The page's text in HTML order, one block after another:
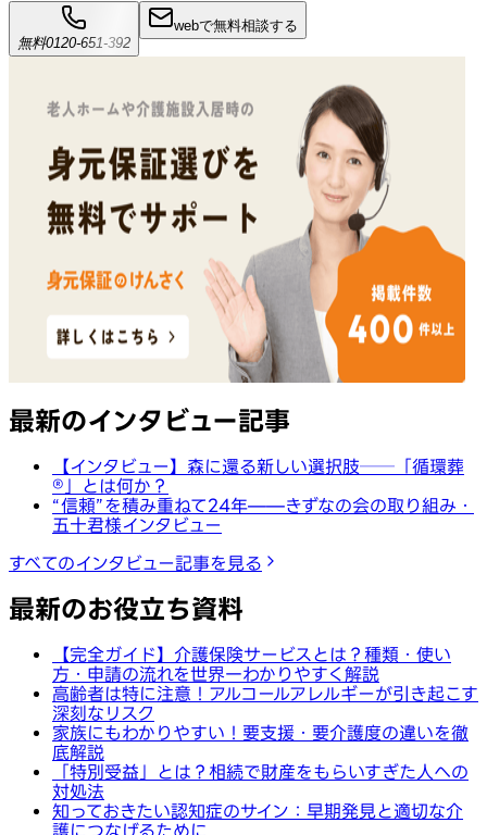
無料0120-651-392
webで無料相談する
最新のインタビュー記事
【インタビュー】森に還る新しい選択肢──「循環葬
®︎」とは何か？
“信頼”を積み重ねて24年——きずなの会の取り組み・
五十君様インタビュー
すべてのインタビュー記事を見る
最新のお役立ち資料
【完全ガイド】介護保険サービスとは？種類・使い
方・申請の流れを世界一わかりやすく解説
高齢者は特に注意！アルコールアレルギーが引き起こす
深刻なリスク
家族にもわかりやすい！要支援・要介護度の違いを徹
底解説
「特別受益」とは？相続で財産をもらいすぎた人への
対処法
知っておきたい認知症のサイン：早期発見と適切な介
護につなげるために